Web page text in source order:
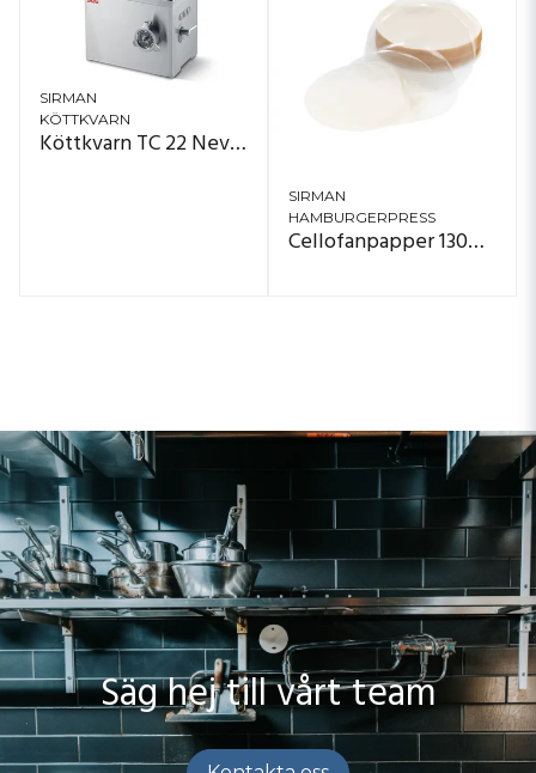
SIRMAN
KÖTTKVARN
Köttkvarn TC 22 Nevada
SIRMAN
HAMBURGERPRESS
Cellofanpapper 130mm
Säg hej till vårt team